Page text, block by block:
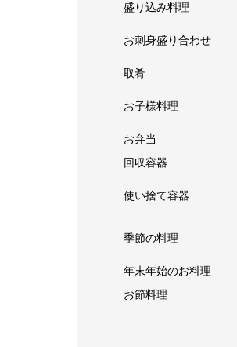
盛り込み料理
お刺身盛り合わせ
取肴
お子様料理
お弁当
回収容器
使い捨て容器
季節の料理
年末年始のお料理
お節料理